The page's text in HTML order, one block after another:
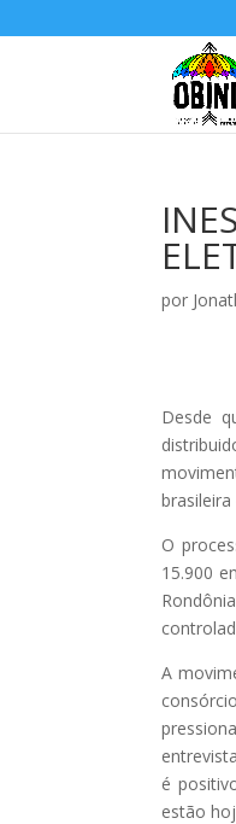
por
Desde
O
15.900
A
é
estão